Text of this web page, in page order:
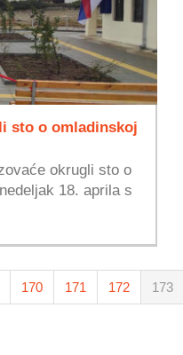
sto o omladinskoj
okrugli sto o
18. aprila s
170 171 172 173